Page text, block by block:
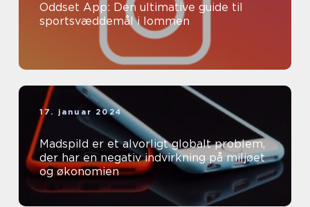
Oddset App: Den ultimative guide til
sportsvæddemål i lommen
17. januar 2024
Madspild er et alvorligt globalt problem,
der har en negativ indvirkning på miljøet
og økonomien